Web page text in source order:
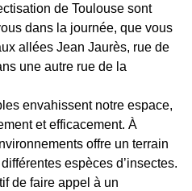
de Toulouse sont
dans la journée, que vous
allées Jean Jaurès, rue de
une autre rue de la
envahissent notre espace,
et efficacement. À
offre un terrain
espèces d’insectes.
de faire appel à un